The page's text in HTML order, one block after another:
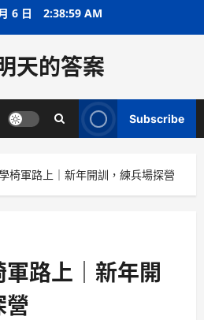
6 日 2:38:59 AM
天的答案
Subscribe
椅軍路上｜新年開訓，練兵場探營
路上｜新年開
營